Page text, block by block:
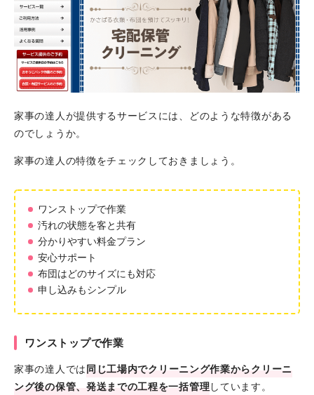
家事の達人が提供するサービスには、どのような特徴がある
のでしょうか。
家事の達人の特徴をチェックしておきましょう。
ワンストップで作業
汚れの状態を客と共有
分かりやすい料金プラン
安心サポート
布団はどのサイズにも対応
申し込みもシンプル
ワンストップで作業
家事の達人では 同じ工場内でクリーニング作業からクリーニ
ング後の保管、発送までの工程を一括管理しています。